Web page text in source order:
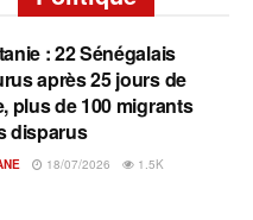
: 22 Sénégalais
après 25 jours de
plus de 100 migrants
disparus
18/07/2026 1.5K